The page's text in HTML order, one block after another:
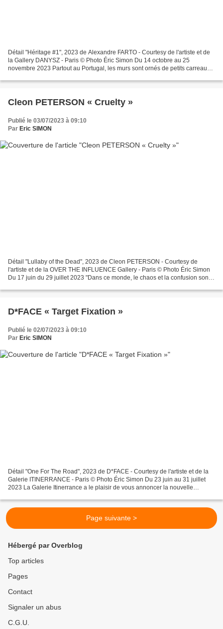
Détail "Héritage #1", 2023 de Alexandre FARTO - Courtesy de l'artiste et de
la Gallery DANYSZ - Paris © Photo Éric Simon Du 14 octobre au 25
novembre 2023 Partout au Portugal, les murs sont ornés de petits carreaux
Cleon PETERSON « Cruelty »
Publié le 03/07/2023 à 09:10
Par Eric SIMON
Détail "Lullaby of the Dead", 2023 de Cleon PETERSON - Courtesy de
l'artiste et de la OVER THE INFLUENCE Gallery - Paris © Photo Éric Simon
Du 17 juin du 29 juillet 2023 "Dans ce monde, le chaos et la confusion sont
D*FACE « Target Fixation »
Publié le 02/07/2023 à 09:10
Par Eric SIMON
Détail "One For The Road", 2023 de D*FACE - Courtesy de l'artiste et de la
Galerie ITINERRANCE - Paris © Photo Éric Simon Du 23 juin au 31 juillet
2023 La Galerie Itinerrance a le plaisir de vous annoncer la nouvelle
Page suivante >
Hébergé par Overblog
Top articles
Pages
Contact
Signaler un abus
C.G.U.